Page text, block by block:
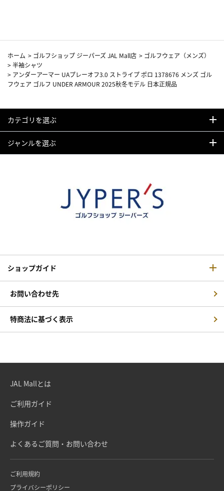
ホーム > ゴルフショップ ジーパーズ JAL Mall店 > ゴルフウェア（メンズ）
>半袖シャツ
> アンダーアーマー UAプレーオフ3.0 ストライプ ポロ 1378676 メンズ ゴル
フウェア ゴルフ UNDER ARMOUR 2025秋冬モデル 日本正規品
カテゴリを選ぶ
ジャンルを選ぶ
ショップガイド
お問い合わせ先
特商法に基づく表示
JAL Mallとは
ご利用ガイド
操作ガイド
よくあるご質問・お問い合わせ
ご利用規約
プライバシーポリシー